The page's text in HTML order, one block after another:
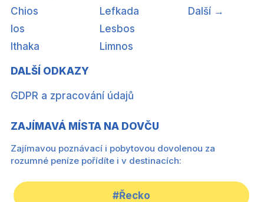
Chios
Ios
Ithaka
Lefkada
Lesbos
Limnos
Další →
DALŠÍ ODKAZY
GDPR a zpracování údajů
ZAJÍMAVÁ MÍSTA NA DOVČU
Zajímavou poznávací i pobytovou dovolenou za
rozumné peníze pořídíte i v destinacích:
#Řecko